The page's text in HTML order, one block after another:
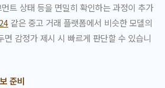
트 상태 등을 면밀히 확인하는 과정이 추가
같은 중고 거래 플랫폼에서 비슷한 모델의
면 감정가 제시 시 빠르게 판단할 수 있습니
준비